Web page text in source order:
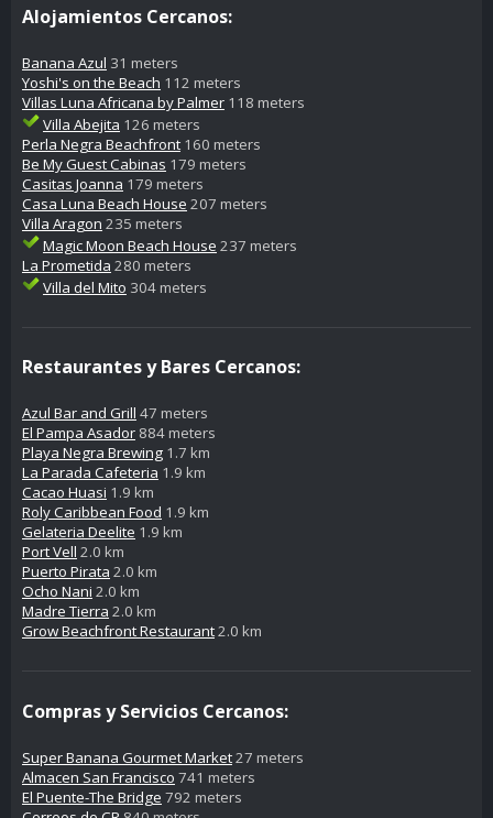
Alojamientos Cercanos:
Banana Azul 31 meters
Yoshi's on the Beach 112 meters
Villas Luna Africana by Palmer 118 meters
Villa Abejita 126 meters
Perla Negra Beachfront 160 meters
Be My Guest Cabinas 179 meters
Casitas Joanna 179 meters
Casa Luna Beach House 207 meters
Villa Aragon 235 meters
Magic Moon Beach House 237 meters
La Prometida 280 meters
Villa del Mito 304 meters
Restaurantes y Bares Cercanos:
Azul Bar and Grill 47 meters
El Pampa Asador 884 meters
Playa Negra Brewing 1.7 km
La Parada Cafeteria 1.9 km
Cacao Huasi 1.9 km
Roly Caribbean Food 1.9 km
Gelateria Deelite 1.9 km
Port Vell 2.0 km
Puerto Pirata 2.0 km
Ocho Nani 2.0 km
Madre Tierra 2.0 km
Grow Beachfront Restaurant2.0 km
Compras y Servicios Cercanos:
Super Banana Gourmet Market27 meters
Almacen San Francisco 741 meters
El Puente-The Bridge 792 meters